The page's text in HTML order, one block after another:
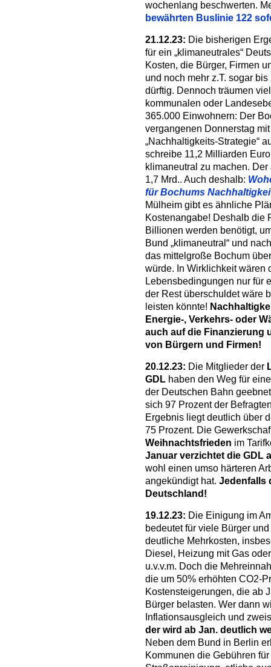
wochenlang beschwerten.
bewährten Buslinie 122
21.12.23: Die bisherigen
für ein „klimaneutrales“
Kosten, die Bürger, Firmen
und noch mehr z.T. sogar
dürftig. Dennoch träumen
kommunalen oder
365.000 Einwohnern: Der
vergangenen Donnerstag
„Nachhaltigkeits-Strategie“
schreibe 11,2 Milliarden
klimaneutral zu machen.
1,7 Mrd.. Auch deshalb:
für Bochums
Mülheim gibt es ähnliche
Kostenangabe! Deshalb die
Billionen werden benötigt,
Bund „klimaneutral“ und
das mittelgroße Bochum
würde. In Wirklichkeit wären
Lebensbedingungen nur für
der Rest überschuldet wäre
leisten könnte!
Energie-, Verkehrs- oder
auch auf die Finanzierung
von Bürgern und Firmen!
20.12.23: Die Mitglieder der
GDL haben den Weg für
der Deutschen Bahn
sich 97 Prozent der
Ergebnis liegt deutlich über
75 Prozent. Die
Weihnachtsfrieden im
Januar verzichtet die GDL
wohl einen umso härteren
angekündigt hat. Jedenfalls
Deutschland!
19.12.23: Die Einigung im
bedeutet für viele Bürger
deutliche Mehrkosten,
Diesel, Heizung mit Gas
u.v.v.m. Doch die
die um 50% erhöhten CO2-
Kostensteigerungen, die ab
Bürger belasten. Wer dann
Inflationsausgleich und
der wird ab Jan. deutlich
Neben dem Bund in Berlin
Kommunen die Gebühren